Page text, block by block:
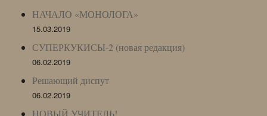
НАЧАЛО «МОНОЛОГА»
15.03.2019
СУПЕРКУКИСЫ-2 (новая редакция)
06.02.2019
Решающий диспут
06.02.2019
НОВЫЙ УЧИТЕЛЬ!